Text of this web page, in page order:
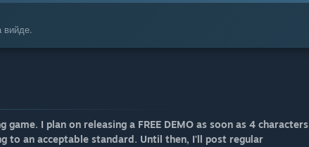
вийде.
game. I plan on releasing a FREE DEMO as soon as 4 characters
to an acceptable standard. Until then, I'll post regular